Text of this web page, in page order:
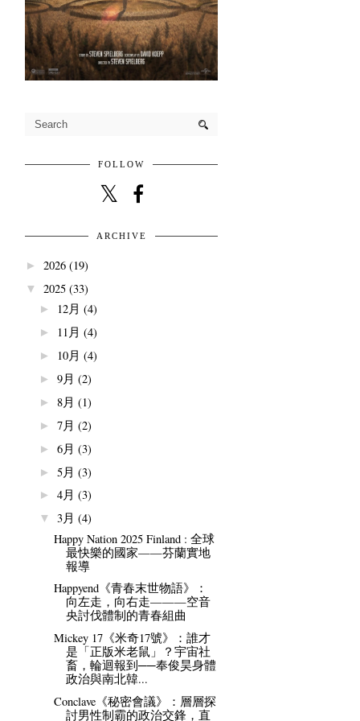
FOLLOW
ARCHIVE
► 2026 (19)
▼ 2025 (33)
► 12月 (4)
► 11月 (4)
► 10月 (4)
►9月 (2)
►8月 (1)
►7月 (2)
►6月 (3)
►5月 (3)
►4月 (3)
▼ 3月 (4)
Happy Nation 2025 Finland : 全球
最快樂的國家——芬蘭實地
報導
Happyend《青春末世物語》：
向左走，向右走———空音
央討伐體制的青春組曲
Mickey 17《米奇17號》：誰才
是「正版米老鼠」？宇宙社
畜，輪迴報到──奉俊昊身體
政治與南北韓...
Conclave《秘密會議》：層層探
討男性制霸的政治交鋒，直